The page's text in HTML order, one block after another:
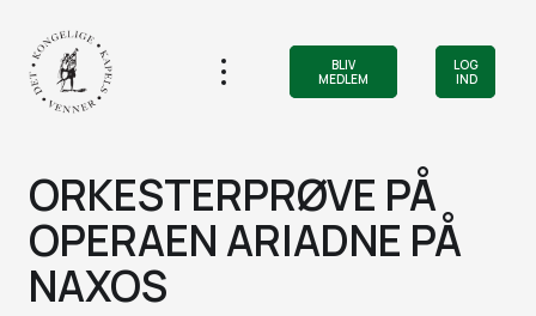
BLIV
MEDLEM
LOG
IND
ORKESTERPRØVE PÅ
OPERAEN ARIADNE PÅ
NAXOS